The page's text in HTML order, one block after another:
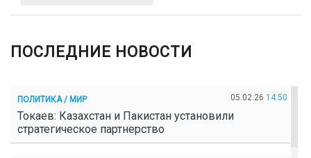
ПОСЛЕДНИЕ НОВОСТИ
ПОЛИТИКА / МИР 05.02.26 14:50
Токаев: Казахстан и Пакистан установили
стратегическое партнерство